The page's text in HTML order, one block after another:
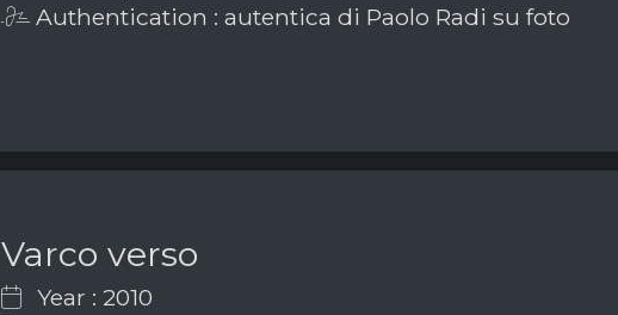
Authentication : autentica di Paolo Radi su foto
Varco verso
Year : 2010